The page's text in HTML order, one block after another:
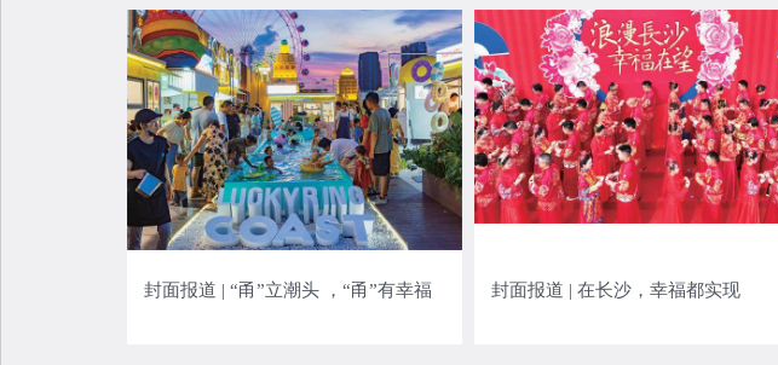
封面报道 | “甬”立潮头 ，“甬”有幸福 封面报道 | 在长沙，幸福都实现